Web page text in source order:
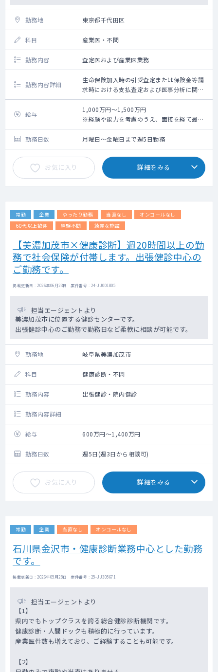
勤務地 東京都千代田区
科目 産業医・不問
勤務内容 査定医および産業医業務
勤務内容詳細
生命保険加入時の引受査定または保険金等請
求時における支払査定および医事分析に関す
る業務かつ従業員に対する産業医業務を行っ
ていただきます
給与
1,000万円～1,500万円
※経験や能力を考慮のうえ、面接を経て最終
決定します。
勤務日数
月曜日～金曜日まで週5日勤務
お気に入り 詳細をみる
常勤 企業 ゆったり勤務 当直なし
オンコールなし
60代以上歓迎
経験不問 綺麗な施設
【美濃加茂市×健康診断】週20時間以上の勤
務で社会保険が付帯します。出張健診中心の
ご勤務です。
掲載更新日 : 2026年06月23日 案件番号 : 24-JJ001805
担当エージェントより
美濃加茂市に位置する健診センターです。
出張健診中心のご勤務で勤務日など柔軟に相談が可能です。
勤務地 岐阜県美濃加茂市
科目 健康診断・不問
勤務内容 出張健診・院内健診
勤務内容詳細
給与 600万円～1,400万円
勤務日数 週5日(週3日から相談可)
お気に入り 詳細をみる
常勤 企業 当直なし オンコールなし
石川県金沢市・健康診断業務中心とした勤務
です。
掲載更新日 : 2026年05月28日 案件番号 : 25-JJ305671
担当エージェントより
【1】
県内でもトップクラスを誇る総合健診診断機関です。
健康診断・人間ドックも積極的に行っています。
産業医件数も増えており、ご経験することも可能です。
【2】